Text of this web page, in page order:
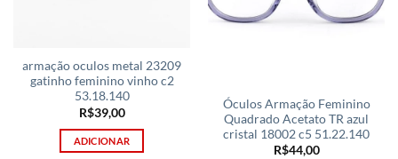
armação oculos metal 23209
gatinho feminino vinho c2
53.18.140
R$39,00
ADICIONAR
Óculos Armação Feminino
Quadrado Acetato TR azul
cristal 18002 c5 51.22.140
R$44,00